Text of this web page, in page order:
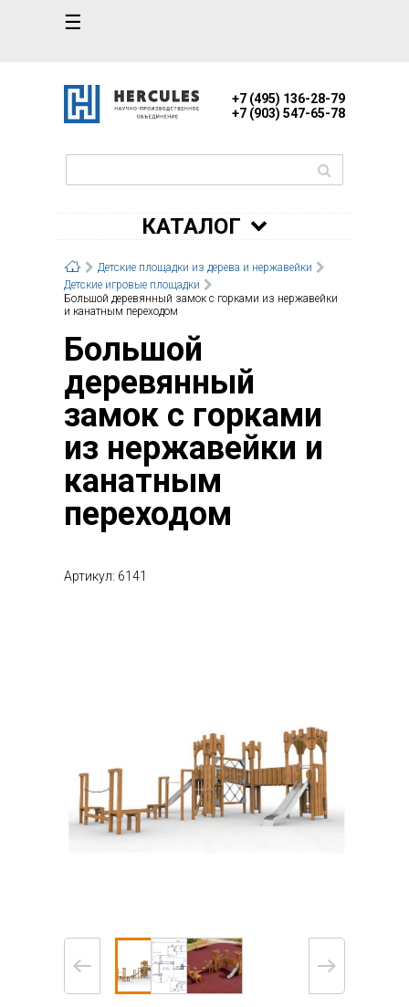
☰
+7 (495) 136-28-79
+7 (903) 547-65-78
КАТАЛОГ
Детские площадки из дерева и нержавейки
Детские игровые площадки
Большой деревянный замок с горками из нержавейки
и канатным переходом
Большой
деревянный
замок с горками
из нержавейки и
канатным
переходом
Артикул: 6141